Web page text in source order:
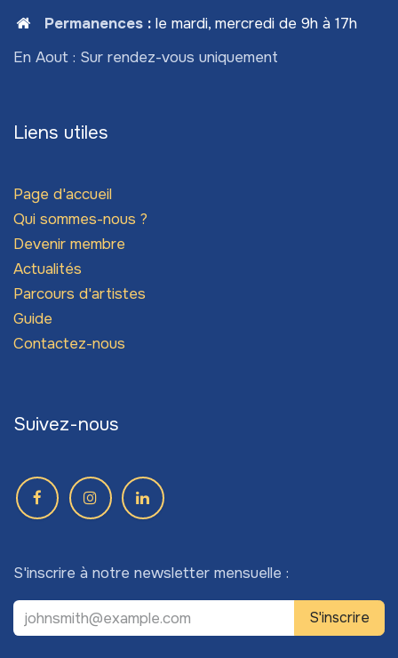
Permanences: le mardi, mercredi de 9h à 17h
En Aout : Sur rendez-vous uniquement
Liens utiles
Page d'accueil
Qui sommes-nous ?
Devenir membre
Actualités
Parcours d'artistes
Guide
Contactez-nous
Suivez-nous
S'inscrire à notre newsletter mensuelle :
S'inscrire